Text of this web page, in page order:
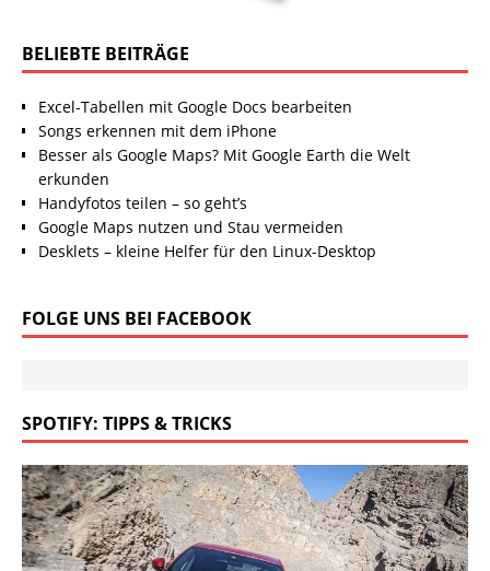
BELIEBTE BEITRÄGE
Excel-Tabellen mit Google Docs bearbeiten
Songs erkennen mit dem iPhone
Besser als Google Maps? Mit Google Earth die Welt
erkunden
Handyfotos teilen – so geht’s
Google Maps nutzen und Stau vermeiden
Desklets – kleine Helfer für den Linux-Desktop
FOLGE UNS BEI FACEBOOK
SPOTIFY: TIPPS & TRICKS